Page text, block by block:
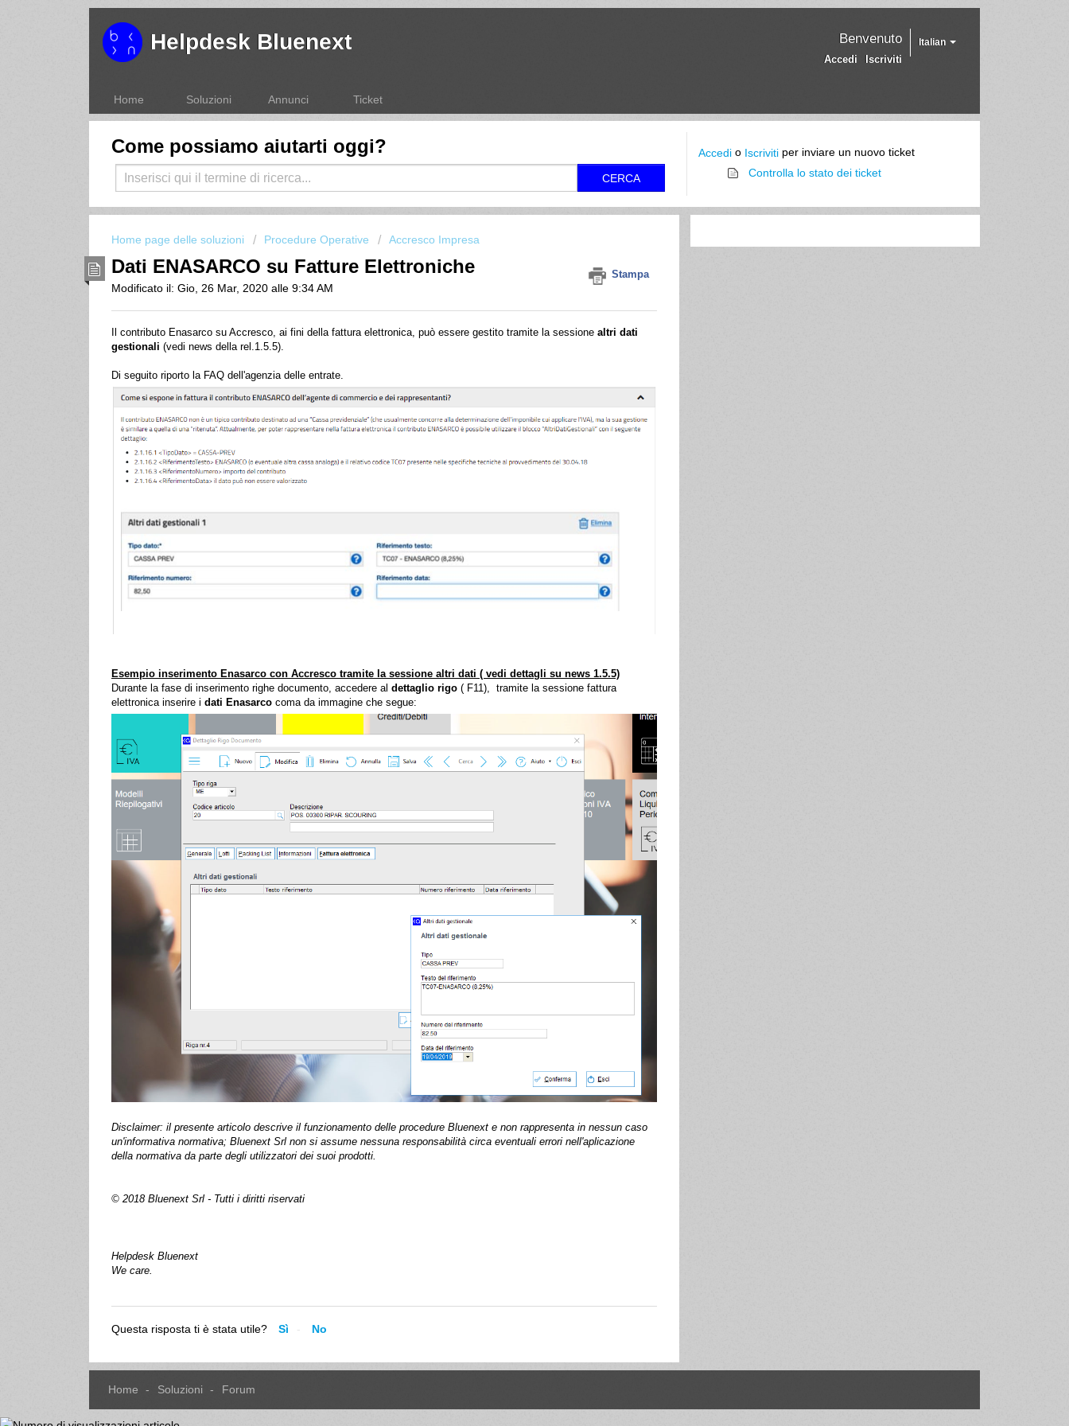
Helpdesk Bluenext Italian
Benvenuto
Accedi Iscriviti
Home Soluzioni Annunci Ticket
Come possiamo aiutarti oggi?
CERCA
Accedi o Iscriviti per inviare un nuovo ticket
Controlla lo stato dei ticket
Home page delle soluzioni Procedure Operative Accresco Impresa
Dati ENASARCO su Fatture Elettroniche Stampa
Modificato il: Gio, 26 Mar, 2020 alle 9:34 AM
Il contributo Enasarco su Accresco, ai fini della fattura elettronica, può essere gestito tramite la sessione altri dati
gestionali (vedi news della rel.1.5.5).
Di seguito riporto la FAQ dell'agenzia delle entrate.
Esempio inserimento Enasarco con Accresco tramite la sessione altri dati ( vedi dettagli su news 1.5.5)
Durante la fase di inserimento righe documento, accedere al dettaglio rigo ( F11), tramite la sessione fattura
elettronica inserire i dati Enasarco coma da immagine che segue:
Disclaimer: il presente articolo descrive il funzionamento delle procedure Bluenext e non rappresenta in nessun caso
un'informativa normativa; Bluenext Srl non si assume nessuna responsabilità circa eventuali errori nell'aplicazione
della normativa da parte degli utilizzatori dei suoi prodotti.
© 2018 Bluenext Srl - Tutti i diritti riservati
Helpdesk Bluenext
We care.
Questa risposta ti è stata utile? Sì No
Home Soluzioni Forum